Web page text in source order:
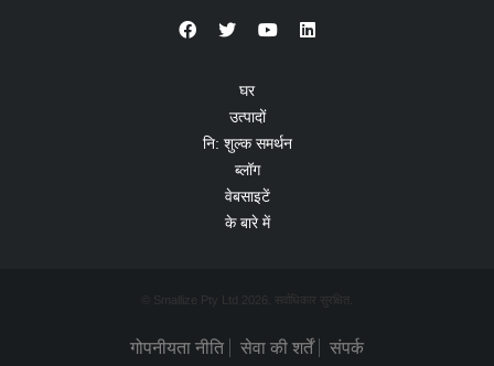
घर
उत्पादों
नि: शुल्क समर्थन
ब्लॉग
वेबसाइटें
के बारे में
© Smallize Pty Ltd 2026. सर्वाधिकार सुरक्षित.
गोपनीयता नीति सेवा की शर्तें संपर्क